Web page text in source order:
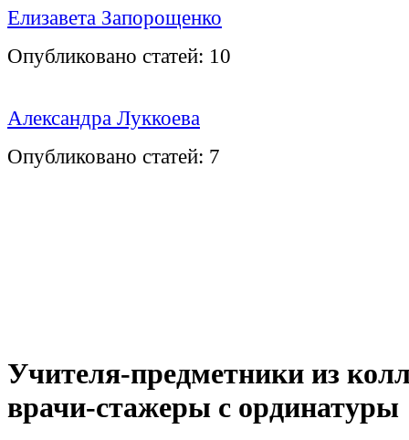
Елизавета Запорощенко
Опубликовано статей: 10
Александра Луккоева
Опубликовано статей: 7
Учителя-предметники из
врачи-стажеры с ординатуры